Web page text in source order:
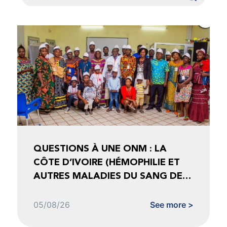
QUESTIONS À UNE ONM : LA
CÔTE D’IVOIRE (HÉMOPHILIE ET
AUTRES MALADIES DU SANG DE
05/08/26 See more >